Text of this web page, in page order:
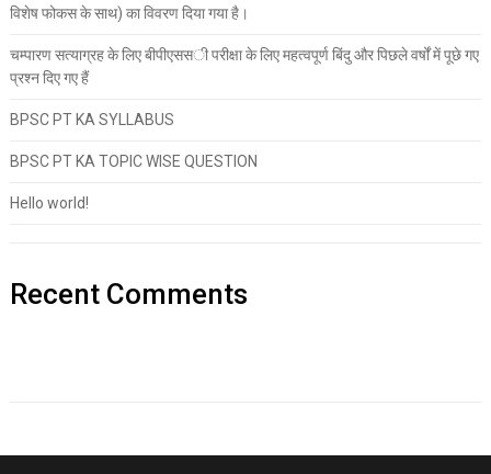
विशेष फोकस के साथ) का विवरण दिया गया है।
चम्पारण सत्याग्रह के लिए बीपीएससी परीक्षा के लिए महत्वपूर्ण बिंदु और पिछले वर्षों में पूछे गए
प्रश्न दिए गए हैं
BPSC PT KA SYLLABUS
BPSC PT KA TOPIC WISE QUESTION
Hello world!
Recent Comments